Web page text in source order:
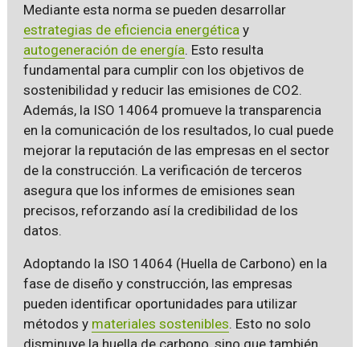
Mediante esta norma se pueden desarrollar
estrategias de eficiencia energética y
autogeneración de energía. Esto resulta
fundamental para cumplir con los objetivos de
sostenibilidad y reducir las emisiones de CO2.
Además, la ISO 14064 promueve la transparencia
en la comunicación de los resultados, lo cual puede
mejorar la reputación de las empresas en el sector
de la construcción. La verificación de terceros
asegura que los informes de emisiones sean
precisos, reforzando así la credibilidad de los
datos.
Adoptando la ISO 14064 (Huella de Carbono) en la
fase de diseño y construcción, las empresas
pueden identificar oportunidades para utilizar
métodos y materiales sostenibles. Esto no solo
disminuye la huella de carbono, sino que también